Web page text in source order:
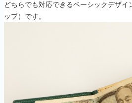
どちらでも対応できるベーシックデザイ
ップ）です。